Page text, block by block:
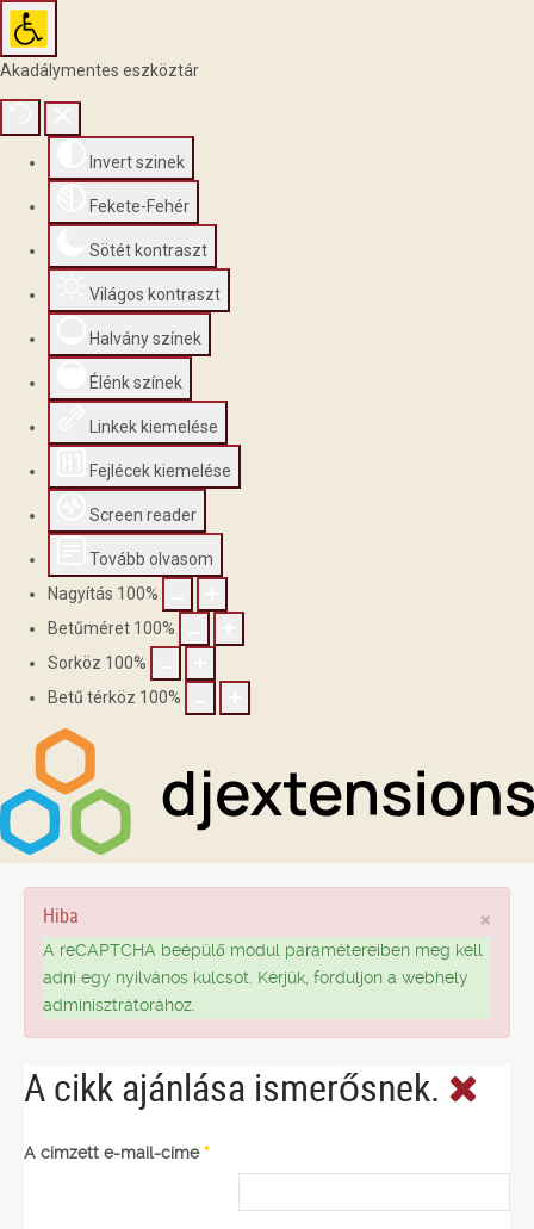
Akadálymentes eszköztár
Invert szinek
Fekete-Fehér
Sötét kontraszt
Világos kontraszt
Halvány színek
Élénk színek
Linkek kiemelése
Fejlécek kiemelése
Screen reader
Tovább olvasom
Nagyítás 100%
Betűméret 100%
Sorköz 100%
Betű térköz 100%
×
Hiba
A reCAPTCHA beépülő modul paramétereiben meg kell
adni egy nyilvános kulcsot. Kérjük, forduljon a webhely
adminisztrátorához.
A cikk ajánlása ismerősnek.
A címzett e-mail-címe*